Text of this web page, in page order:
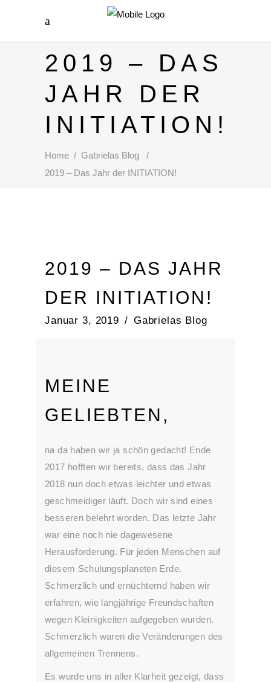
2019 – DAS
JAHR DER
INITIATION!
Home / Gabrielas Blog
/
2019 – Das Jahr der INITIATION!
2019 – DAS JAHR
DER INITIATION!
Januar 3, 2019 Gabrielas Blog
MEINE
GELIEBTEN,
na da haben wir ja schön gedacht! Ende
2017 hofften wir bereits, dass das Jahr
2018 nun doch etwas leichter und etwas
geschmeidiger läuft. Doch wir sind eines
besseren belehrt worden. Das letzte Jahr
war eine noch nie dagewesene
Herausforderung. Für jeden Menschen auf
diesem Schulungsplaneten Erde.
Schmerzlich und ernüchternd haben wir
erfahren, wie langjährige Freundschaften
wegen Kleinigkeiten aufgegeben wurden.
Schmerzlich waren die Veränderungen des
allgemeinen Trennens.
Es wurde uns in aller Klarheit gezeigt, dass